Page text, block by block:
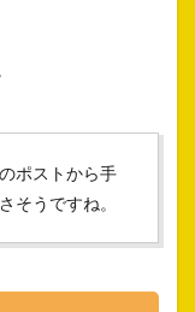
ポストから手
そうですね。